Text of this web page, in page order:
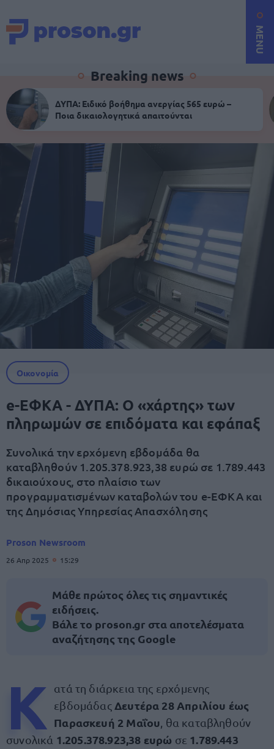
MENU
Breaking news
ΔΥΠΑ: Ειδικό βοήθημα ανεργίας 565 ευρώ –
Ποια δικαιολογητικά απαιτούνται
Οικονομία
e-ΕΦΚΑ - ΔΥΠΑ: Ο «χάρτης» των
πληρωμών σε επιδόματα και εφάπαξ
Συνολικά την ερχόμενη εβδομάδα θα
καταβληθούν 1.205.378.923,38 ευρώ σε 1.789.443
δικαιούχους, στο πλαίσιο των
προγραμματισμένων καταβολών του e-ΕΦΚΑ και
της Δημόσιας Υπηρεσίας Απασχόλησης
Proson Newsroom
26 Απρ 2025 15:29
Μάθε πρώτος όλες τις σημαντικές
ειδήσεις.
Βάλε το proson.gr στα αποτελέσματα
αναζήτησης της Google
Κ
ατά τη διάρκεια της ερχόμενης
εβδομάδας Δευτέρα 28 Απριλίου έως
Παρασκευή 2 Μαΐου , θα καταβληθούν
συνολικά 1.205.378.923,38 ευρώ σε 1.789.443